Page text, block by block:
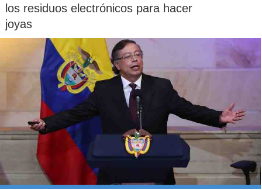
los residuos electrónicos para hacer
joyas